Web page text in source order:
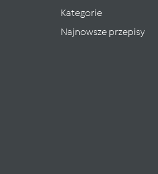
Kategorie
Najnowsze przepisy